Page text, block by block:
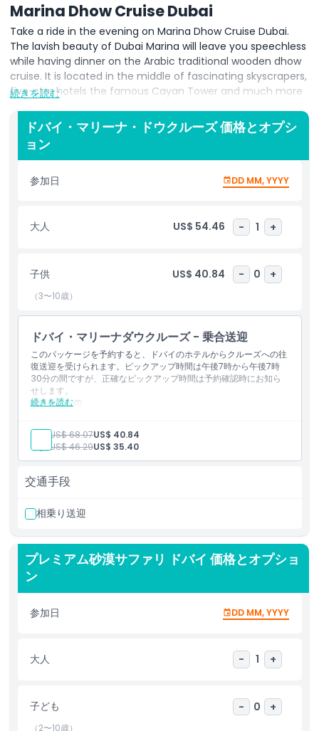
Marina Dhow Cruise Dubai
Take a ride in the evening on Marina Dhow Cruise Dubai.
The lavish beauty of Dubai Marina will leave you speechless
while having dinner on the Arabic traditional wooden dhow
cruise. It is located in the middle of fascinating skyscrapers,
five-star hotels the famous Cayan Tower and much more
a two-hour dinner cruise and sightseeing in the evening. In
addition to that this location is one of the most favourite
attractions for visitors due to the availability of multiple
lightning skyscrapers give an amazing view in the evening
Marina Dhow Cruise Dubai is one of the must to do activity
for tourists. It includes two hours of sightseeing,
vegetarian food. Experience a ride in the breeze of Dubai
Marina and enjoy gentle international and Arabic
background music. There will be live entertainment show
known as Tanura Dance show.
In Marina Dhow Cruise Dubai you will be served with
Delicious international open buffet dinner, fresh salad, hot
beverages, soft drinks and delicious Arabic sweets.
Furthermore, the cruise includes live dance show and
background music. The famous landmark that the cruise
hotels, private beaches and other famous landmarks like
Marina Mall and Marina Yacht Club.
Marina Dhow Cruise Dubai is highly recommended for
couples, friends, family and a large group of guest. The
basis for a large group of guest. For exclusive basis, booking
the whole group.
The highlight of Marina Dhow Cruise
Dubai
Pickup and Drop off from your hotel within Dubai
Mineral Water & Variety of Soft Drinks
Upper Deck with Open Air Seating
Lower Deck with Air Conditioned Seating
続きを読む
ドバイ・マリーナ・ドウクルーズ 価格とオプシ
ョン
参加日 DD MM, YYYY
大人 US$ 54.46 - 1 +
子供 US$ 40.84 - 0 +
（3〜10歳）
ドバイ・マリーナダウクルーズ - 乗合送迎
このパッケージを予約すると、ドバイのホテルからクルーズへの往
復送迎を受けられます。ピックアップ時間は午後7時から午後7時
30分の間ですが、正確なピックアップ時間は予約確認時にお知ら
せします。
続きを読む
含まれるもの
ソフトドリンク＆水
ライブエンターテイメント（歌手またはダンサー）
タヌーラダンス
ドバイ市内のホテルからの送迎（シェアまたはプライベートの
オプションでご予約の場合）
エアコン付きの下甲板席
大人: US$ 68.07US$ 40.84
子供: US$ 46.29US$ 35.40
交通手段
相乗り送迎
プレミアム砂漠サファリ ドバイ 価格とオプショ
ン
参加日 DD MM, YYYY
大人 - 1 +
子ども - 0 +
（2〜10歳）